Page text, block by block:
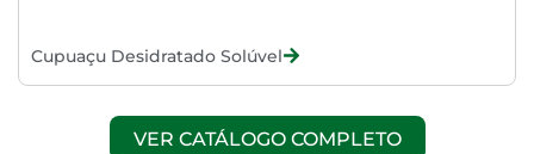
Cupuaçu Desidratado Solúvel
VER CATÁLOGO COMPLETO